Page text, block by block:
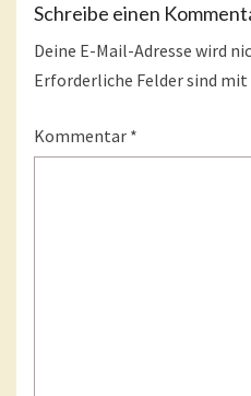
Schreibe einen
Deine E-Mail-Adresse wird
Erforderliche Felder sind mit
Kommentar *